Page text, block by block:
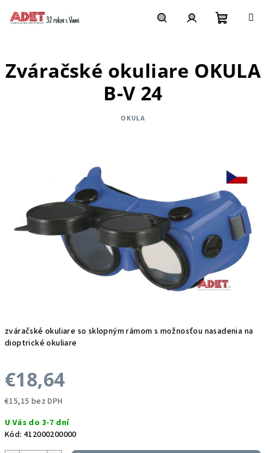
košík
zváračské okuliare so sklopným rámom s možnosťou nasadenia na
dioptrické okuliare
€18,64
€15,15 bez DPH
cena:
U Vás do 3-7 dní
Kód: 412000200000
Zváračské okuliare OKULA
B-V 24
OKULA